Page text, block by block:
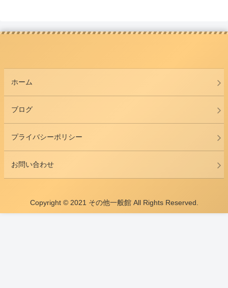
ホーム
ブログ
プライバシーポリシー
お問い合わせ
Copyright © 2021 その他一般館 All Rights Reserved.